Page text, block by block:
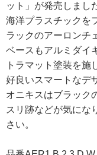
ット」が発売しまし
海洋プラスチックを
ラックのアーロンチ
ベースもアルミダイ
トラマット塗装を施
好良いスマートなデ
オニキスはブラック
スリ跡などが気にな
さい。